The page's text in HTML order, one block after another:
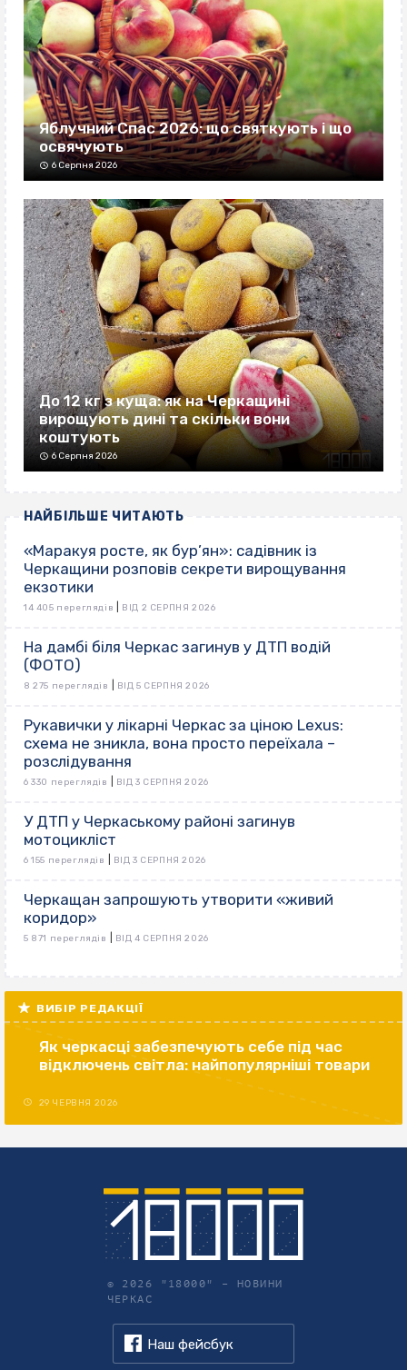
Яблучний Спас 2026: що святкують і що
освячують
6 Серпня 2026
До 12 кг з куща: як на Черкащині
вирощують дині та скільки вони
коштують
6 Серпня 2026
НАЙБІЛЬШЕ ЧИТАЮТЬ
«Маракуя росте, як бур’ян»: садівник із
Черкащини розповів секрети вирощування
екзотики
14 405 переглядів ВІД 2 СЕРПНЯ 2026
На дамбі біля Черкас загинув у ДТП водій
(ФОТО)
8 275 переглядів ВІД 5 СЕРПНЯ 2026
Рукавички у лікарні Черкас за ціною Lexus:
схема не зникла, вона просто переїхала –
розслідування
6 330 переглядів ВІД 3 СЕРПНЯ 2026
У ДТП у Черкаському районі загинув
мотоцикліст
6 155 переглядів ВІД 3 СЕРПНЯ 2026
Черкащан запрошують утворити «живий
коридор»
5 871 переглядів ВІД 4 СЕРПНЯ 2026
ВИБІР РЕДАКЦІЇ
Як черкасці забезпечують себе під час
відключень світла: найпопулярніші товари
29 ЧЕРВНЯ 2026
© 2026 "18000" – НОВИНИ
ЧЕРКАС
Наш фейсбук